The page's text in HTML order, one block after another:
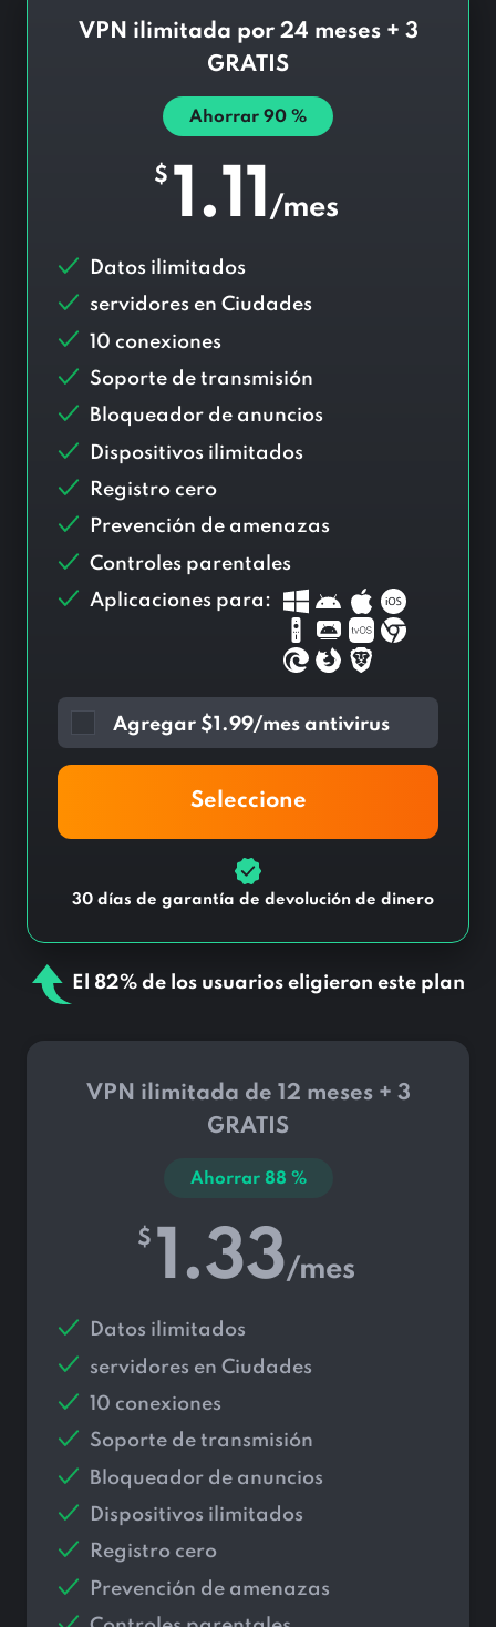
VPN ilimitada de 12 meses + 3
GRATIS
Ahorrar 88 %
$ 1.33/mes
Datos ilimitados
servidores en Ciudades
10 conexiones
Soporte de transmisión
Bloqueador de anuncios
Dispositivos ilimitados
Registro cero
Prevención de amenazas
VPN ilimitada por 24 meses + 3
GRATIS
Ahorrar 90 %
$ 1.11/mes
Datos ilimitados
servidores en Ciudades
10 conexiones
Soporte de transmisión
Bloqueador de anuncios
Dispositivos ilimitados
Registro cero
Prevención de amenazas
Controles parentales
Aplicaciones para:
Agregar $1.99/mes antivirus
Seleccione
30 días de garantía de devolución de dinero
El 82% de los usuarios eligieron este plan